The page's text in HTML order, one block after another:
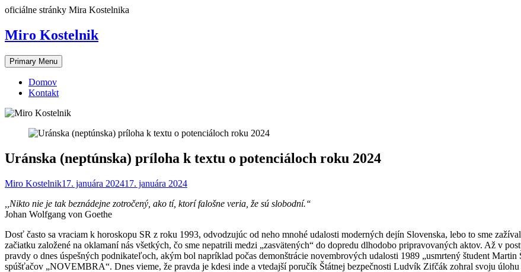
Skip
content
oficiálne stránky Mira Kostelnika
Miro Kostelnik
Primary Menu
Domov
Kontakt
Uránska (neptúnska) príloha k textu o potenciáloch roku 2024
Miro Kostelnik17. januára 202417. januára 2024
,,Nikto nie je tak beznádejne zotročený, ako tí, ktorí falošne veria, že sú slobodní.‘‘
Johan Wolfgang von Goethe
Dosť často sa vraciam k horoskopu SR z roku 1993, odvodzujúc od neho mnohé udalosti moderných dejín Slovenska, lebo to sme
začiatku založené na oklamaní nás všetkých, čo sme nepatrili medzi „zasvätených“ do dopredu dlhodobo pripravovaných aktov. Až v
pravdy o dnes úspešných podnikateľoch, akým bol napríklad počas demonštrácie novembrových udalosti 1989 „usmrtený študent
spúšťačov „NOVEMBRA“. Dnes vieme, že pravda je kdesi inde a vtedajší poručík Štátnej bezpečnosti Ludvík Zifčák zohral svoju